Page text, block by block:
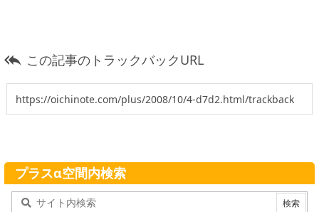
 この記事のトラックバックURL
プラスα空間内検索